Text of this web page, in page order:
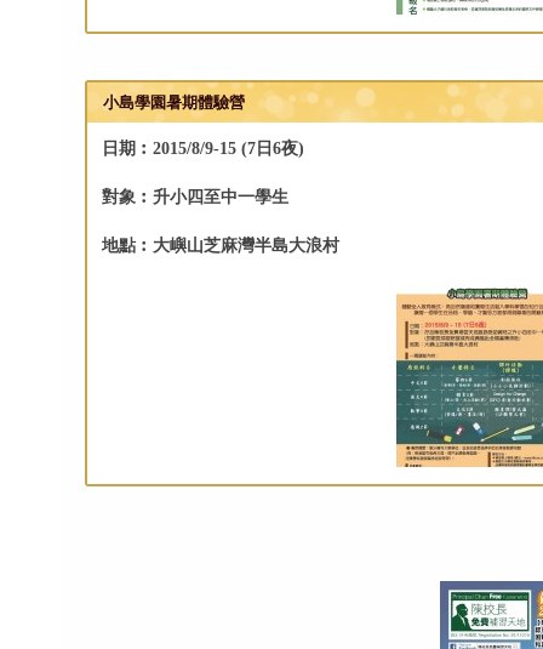
小島學園暑期體驗營
日期︰2015/8/9-15 (7日6夜)
對象︰升小四至中一學生
地點︰大嶼山芝麻灣半島大浪村